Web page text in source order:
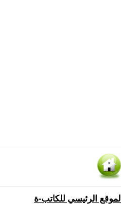
الموقع الرئيسي للكاتب-ة